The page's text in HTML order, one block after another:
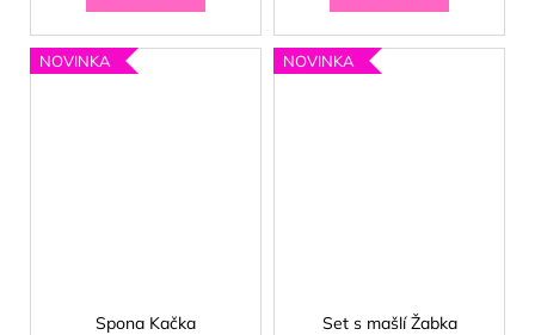
NOVINKA
Spona Kačka
NOVINKA
Set s mašlí Žabka